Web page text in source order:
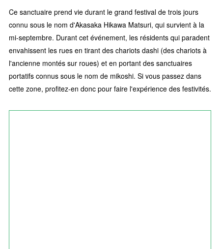
Ce sanctuaire prend vie durant le grand festival de trois jours
connu sous le nom d'Akasaka Hikawa Matsuri, qui survient à la
mi-septembre. Durant cet événement, les résidents qui paradent
envahissent les rues en tirant des chariots dashi (des chariots à
l'ancienne montés sur roues) et en portant des sanctuaires
portatifs connus sous le nom de mikoshi. Si vous passez dans
cette zone, profitez-en donc pour faire l'expérience des festivités.